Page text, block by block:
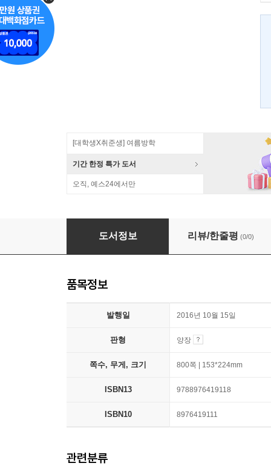
[대학생X취준생] 여름방학
기간 한정 특가 도서
오직, 예스24에서만
자본시장과 법
도서정보 리뷰/한줄평 (0/0)
품목정보
발행일 2016년 10월 15일
판형 양장
쪽수, 무게, 크기 800쪽 | 153*224mm
ISBN13 9788976419118
ISBN10 8976419111
관련분류